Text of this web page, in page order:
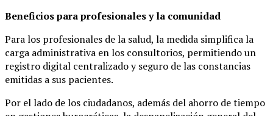
Beneficios para profesionales y la comunidad
Para los profesionales de la salud, la medida simplifica la
carga administrativa en los consultorios, permitiendo un
registro digital centralizado y seguro de las constancias
emitidas a sus pacientes.
Por el lado de los ciudadanos, además del ahorro de tiempo